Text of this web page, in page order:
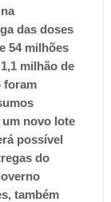
das doses
54 milhões
milhão de
foram
novo lote
possível
do
também